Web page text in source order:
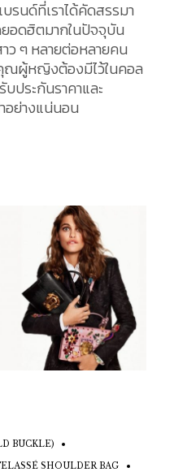
รนด์ที่เราได้คัดสรรมา
ยอดฮิตมากในปัจจุบัน
ว ๆ หลายต่อหลายคน
ณผู้หญิงต้องมีไว้ในคอล
ประกันราคาและ
ย่างแน่นอน
BUCKLE)
SHOULDER BAG